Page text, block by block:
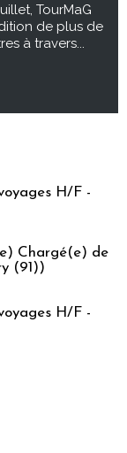
TourMaG
de plus de
à travers...
H/F -
Chargé(e) de
(91))
H/F -